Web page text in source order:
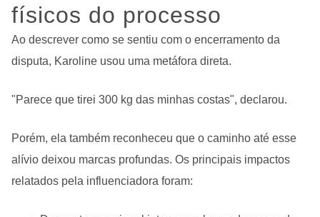
físicos do processo
Ao descrever como se sentiu com o encerramento da
disputa, Karoline usou uma metáfora direta.
"Parece que tirei 300 kg das minhas costas", declarou.
Porém, ela também reconheceu que o caminho até esse
alívio deixou marcas profundas. Os principais impactos
relatados pela influenciadora foram: